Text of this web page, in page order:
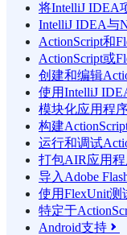
将IntelliJ IDEA
IntelliJ IDEA与
ActionScript和
ActionScript或
创建和编辑
使用IntelliJ
模块化应用程
构建
运行和调试
打包AIR应用
导入Adobe
使用FlexUnit测
特定于
Android支持 